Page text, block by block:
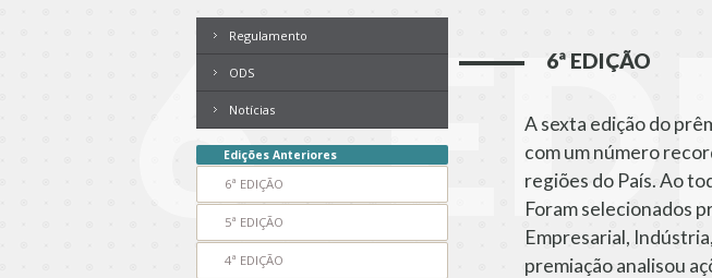
Regulamento
ODS
Notícias
Edições Anteriores
6ª EDIÇÃO
5ª EDIÇÃO
4ª EDIÇÃO
6ª 6ª EDIÇÃO
A sexta edição do
com um número
regiões do País. Ao
Foram selecionados
Empresarial,
premiação analisou